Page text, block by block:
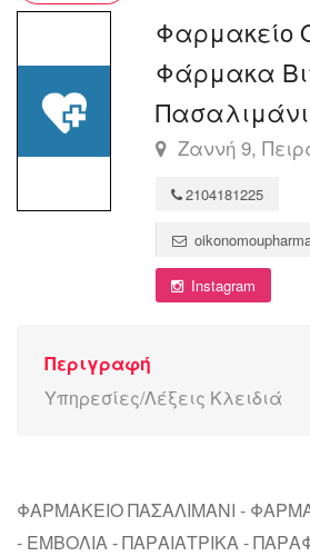
Φαρμακείο
Φάρμακα
Πασαλιμάνι
Ζαννή 9,
2104181225
Instagram
Περιγραφή
Υπηρεσίες/Λέξεις Κλειδιά
ΦΑΡΜΑΚΕΙΟ ΠΑΣΑΛΙΜΑΝΙ -
- ΕΜΒΟΛΙΑ - ΠΑΡΑΙΑΤΡΙΚΑ -